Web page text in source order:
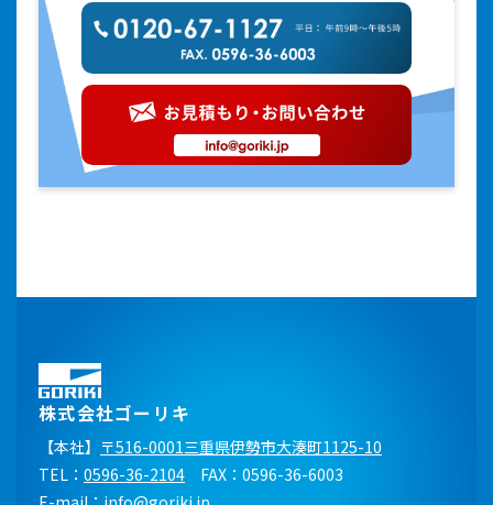
株式会社ゴーリキ
【本社】 〒516-0001三重県伊勢市大湊町1125-10
TEL： 0596-36-2104 FAX：0596-36-6003